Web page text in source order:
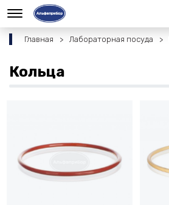
Главная Лабораторная посуда
Кольца